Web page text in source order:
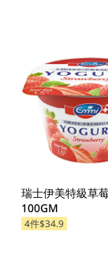
瑞士伊美特級草
100GM
4件$34.9